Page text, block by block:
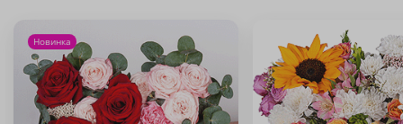
Новинка